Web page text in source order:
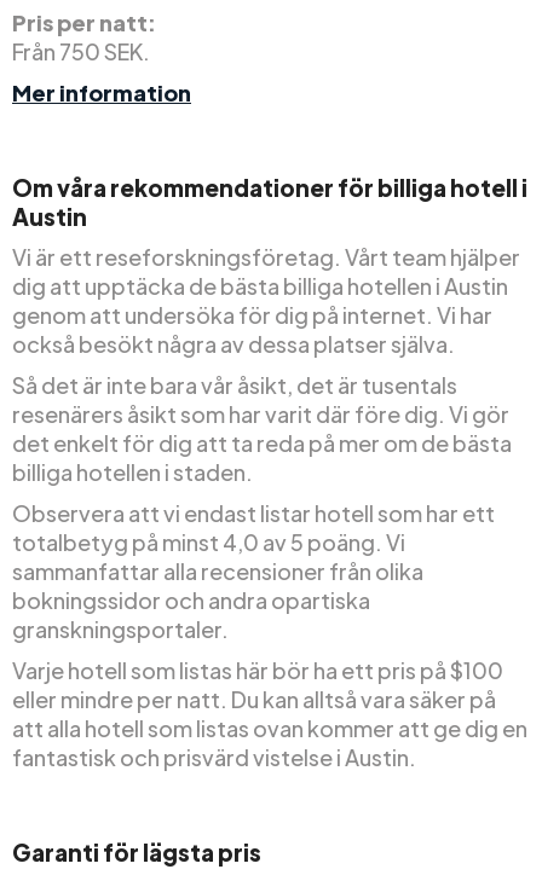
Pris per natt:
Från 750 SEK.
Mer information
Om våra rekommendationer för billiga hotell i
Austin
Vi är ett reseforskningsföretag. Vårt team hjälper
dig att upptäcka de bästa billiga hotellen i Austin
genom att undersöka för dig på internet. Vi har
också besökt några av dessa platser själva.
Så det är inte bara vår åsikt, det är tusentals
resenärers åsikt som har varit där före dig. Vi gör
det enkelt för dig att ta reda på mer om de bästa
billiga hotellen i staden.
Observera att vi endast listar hotell som har ett
totalbetyg på minst 4,0 av 5 poäng. Vi
sammanfattar alla recensioner från olika
bokningssidor och andra opartiska
granskningsportaler.
Varje hotell som listas här bör ha ett pris på $100
eller mindre per natt. Du kan alltså vara säker på
att alla hotell som listas ovan kommer att ge dig en
fantastisk och prisvärd vistelse i Austin.
Garanti för lägsta pris